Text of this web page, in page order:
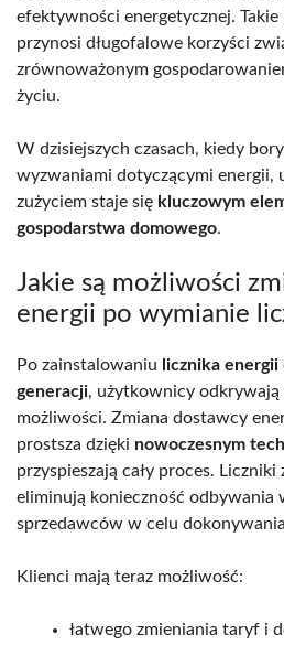
efektywności energetycznej.
przynosi długofalowe korzyści
zrównoważonym
życiu.
W dzisiejszych czasach, kiedy
wyzwaniami dotyczącymi energii,
zużyciem staje się kluczowym
gospodarstwa domowego.
Jakie są możliwości
energii po wymianie
Po zainstalowaniu licznika
generacji, użytkownicy
możliwości. Zmiana dostawcy
prostsza dzięki nowoczesnym
przyspieszają cały proces.
eliminują konieczność odbywania
sprzedawców w celu
Klienci mają teraz możliwość:
łatwego zmieniania taryf i